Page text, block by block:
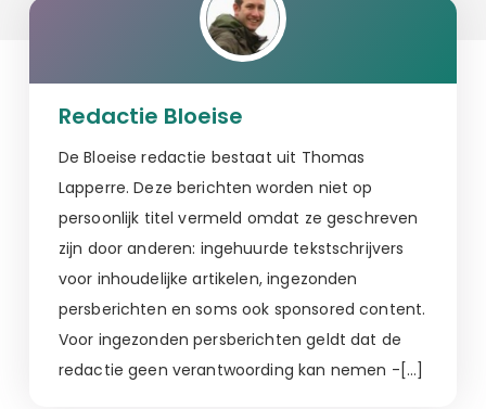
Redactie Bloeise
De Bloeise redactie bestaat uit Thomas
Lapperre. Deze berichten worden niet op
persoonlijk titel vermeld omdat ze geschreven
zijn door anderen: ingehuurde tekstschrijvers
voor inhoudelijke artikelen, ingezonden
persberichten en soms ook sponsored content.
Voor ingezonden persberichten geldt dat de
redactie geen verantwoording kan nemen -[…]